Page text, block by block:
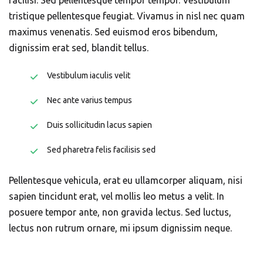
tristique pellentesque feugiat. Vivamus in nisl nec quam
maximus venenatis. Sed euismod eros bibendum,
dignissim erat sed, blandit tellus.
Vestibulum iaculis velit
Nec ante varius tempus
Duis sollicitudin lacus sapien
Sed pharetra felis facilisis sed
Pellentesque vehicula, erat eu ullamcorper aliquam, nisi
sapien tincidunt erat, vel mollis leo metus a velit. In
posuere tempor ante, non gravida lectus. Sed luctus,
lectus non rutrum ornare, mi ipsum dignissim neque.